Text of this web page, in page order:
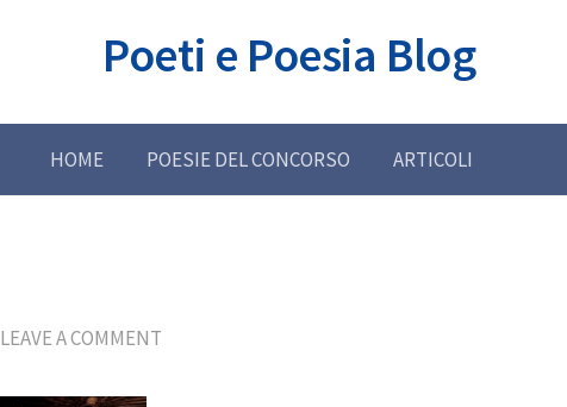
Poeti e Poesia Blog
HOME POESIE DEL CONCORSO ARTICOLI
LEAVE A COMMENT